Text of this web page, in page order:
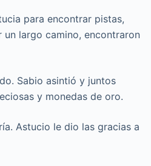
para encontrar pistas,
un largo camino, encontraron
Sabio asintió y juntos
y monedas de oro.
Astucio le dio las gracias a